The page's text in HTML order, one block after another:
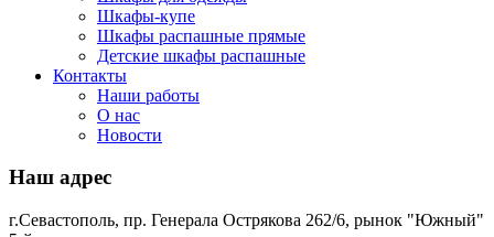
Шкафы-купе
Шкафы распашные прямые
Детские шкафы распашные
Контакты
Наши работы
О нас
Новости
Наш адрес
г.Севастополь, пр. Генерала Острякова 262/6, рынок "Южный"